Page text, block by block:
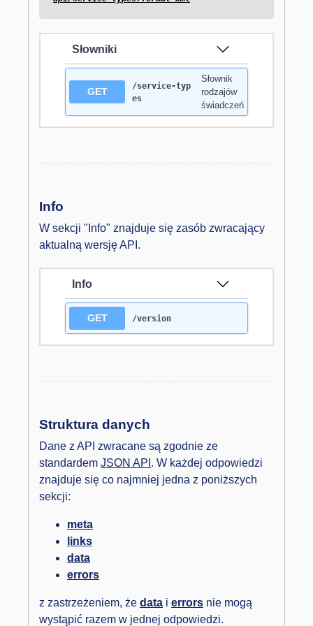
Słowniki
GET
/service-typ
es
Słownik
rodzajów
świadczeń
Info
W sekcji "Info" znajduje się zasób zwracający
aktualną wersję API.
Info
GET /version
Struktura danych
Dane z API zwracane są zgodnie ze
standardem JSON API . W każdej odpowiedzi
znajduje się co najmniej jedna z poniższych
sekcji:
meta
links
data
errors
z zastrzeżeniem, że data i errors nie mogą
wystąpić razem w jednej odpowiedzi.